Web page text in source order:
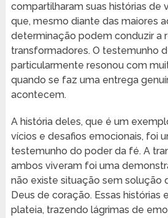
compartilharam suas histórias de
que, mesmo diante das maiores
determinação podem conduzir a
transformadores. O testemunho
particularmente resonou com
quando se faz uma entrega
acontecem.
A história deles, que é um
vícios e desafios emocionais, foi
testemunho do poder da fé. A
ambos viveram foi uma
não existe situação sem solução
Deus de coração. Essas histórias
plateia, trazendo lágrimas de